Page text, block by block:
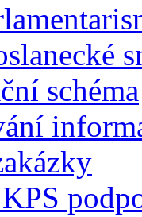
schéma